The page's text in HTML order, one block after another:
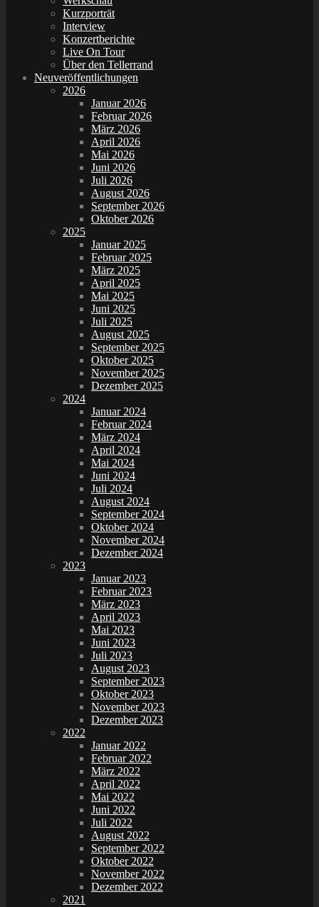
Kurzporträt
Interview
Konzertberichte
Live On Tour
Über den Tellerrand
Neuveröffentlichungen
2026
Januar 2026
Februar 2026
März 2026
April 2026
Mai 2026
Juni 2026
Juli 2026
August 2026
September 2026
Oktober 2026
2025
Januar 2025
Februar 2025
März 2025
April 2025
Mai 2025
Juni 2025
Juli 2025
August 2025
September 2025
Oktober 2025
November 2025
Dezember 2025
2024
Januar 2024
Februar 2024
März 2024
April 2024
Mai 2024
Juni 2024
Juli 2024
August 2024
September 2024
Oktober 2024
November 2024
Dezember 2024
2023
Januar 2023
Februar 2023
März 2023
April 2023
Mai 2023
Juni 2023
Juli 2023
August 2023
September 2023
Oktober 2023
November 2023
Dezember 2023
2022
Januar 2022
Februar 2022
März 2022
April 2022
Mai 2022
Juni 2022
Juli 2022
August 2022
September 2022
Oktober 2022
November 2022
Dezember 2022
2021